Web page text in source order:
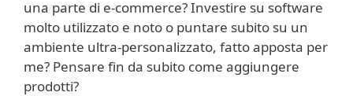
una parte di e-commerce? Investire su software
molto utilizzato e noto o puntare subito su un
ambiente ultra-personalizzato, fatto apposta per
me? Pensare fin da subito come aggiungere
prodotti?